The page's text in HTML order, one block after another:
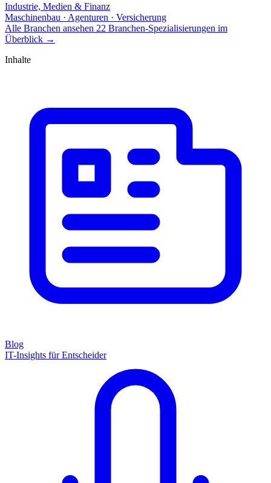
Industrie, Medien & Finanz
Maschinenbau · Agenturen · Versicherung
Alle Branchen ansehen 22 Branchen-Spezialisierungen im
Überblick →
Inhalte
Blog
IT-Insights für Entscheider